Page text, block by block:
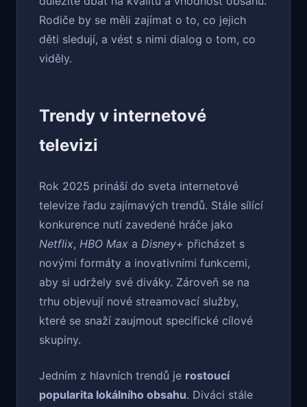
Rodiče by se měli zajímat o to, co jejich
děti sledují, a vést s nimi dialog o tom, co
viděly.
Trendy v internetové
televizi
Rok 2025 prináší do sveta internetové
televize řadu zajímavých trendů. Stále sílící
konkurence nutí zavedené hráče jako
Netflix, HBO Max a Disney+ přicházet s
novými formáty a inovativními funkcemi,
aby si udržely své diváky. Zároveň se na
trhu objevují nové streamovací služby,
které se snaží zaujmout specifické cílové
skupiny.
Jedním z hlavních trendů je rostoucí
popularita lokálního obsahu. Diváci stále